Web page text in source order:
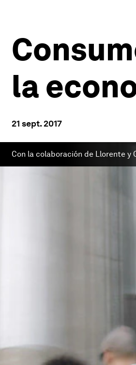
la
21 sept. 2017
Con la colaboración de Llorente y